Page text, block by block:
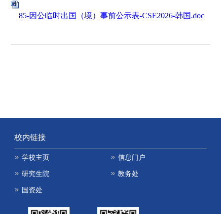
85-因公临时出国（境）事前公示表-CSE2026-韩国.doc
校内链接
学校主页 信息门户
研究生院 教务处
国资处